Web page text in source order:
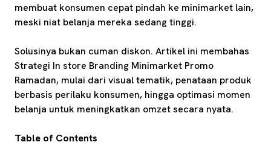
membuat konsumen cepat pindah ke minimarket lain,
meski niat belanja mereka sedang tinggi.
Solusinya bukan cuman diskon. Artikel ini membahas
Strategi In store Branding Minimarket Promo
Ramadan, mulai dari visual tematik, penataan produk
berbasis perilaku konsumen, hingga optimasi momen
belanja untuk meningkatkan omzet secara nyata.
Table of Contents